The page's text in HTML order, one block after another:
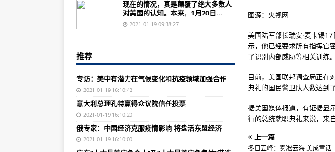
河北：目前共有3个高风险地区、36个中风险地区
井下矿工最新传话：想吃咸菜、火腿肠，喝小米粥！
​河北省发布石家庄市应急物资中转调运站（定州）应急防疫物资调运流程
北京地铁公司：1号线南礼士路站、西单站环境采样结果为阴性
罗罗80号试车台完成首次发动机试车
本田飞机公司开始在新工厂生产机翼
从美方新一轮制裁，看乱港“国际线”的崩塌...
图源：央视网
美国陆军部长瑞安·麦卡锡
示，他已经要求所有指挥官
了识别内部威胁等相关训练。
目前，美国联邦调查局正在
典礼的国民警卫队人数达到
据美国媒体报道，有证据显
行的总统就职典礼来说，来
上一篇
冬日五峰：雾凇云海 美成童话
现在的情况，真是颠覆了绝大多数人
对美国的认知。本来，1月20日...
2021-01-19 09:38:27
推荐
专访：美中有潜力在气候变化和抗疫领域加强合作
2021-01-19 16:10:42
意大利总理孔特赢得众议院信任投票
2021-01-19 16:10:20
俄专家：中国经济克服疫情影响 将盘活东盟经济
2021-01-19 16:10:00